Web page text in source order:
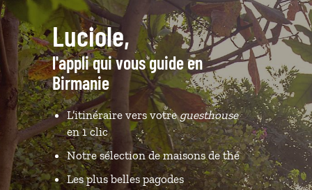
Luciole,
l'appli qui vous guide en
Birmanie
L’itinéraire vers votreguesthouse
en 1 clic
Notre sélection de maisons de thé
Les plus belles pagodes